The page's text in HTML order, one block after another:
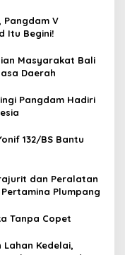
Pangdam V
Itu Begini!
Masyarakat Bali
Daerah
Pangdam Hadiri
132/BS Bantu
dan Peralatan
Plumpang
Tanpa Copet
Lahan Kedelai,